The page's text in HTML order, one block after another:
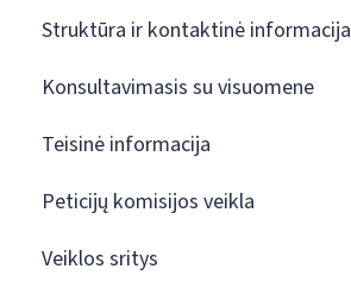
Struktūra ir kontaktinė informacija
Konsultavimasis su visuomene
Teisinė informacija
Peticijų komisijos veikla
Veiklos sritys